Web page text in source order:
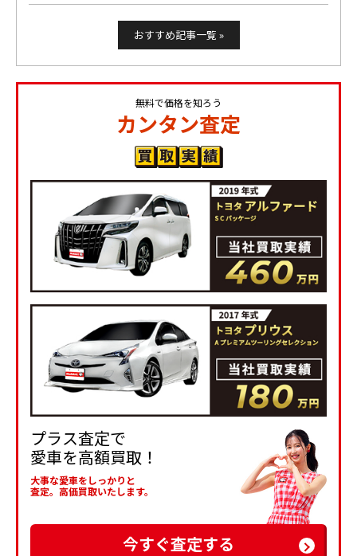
おすすめ記事一覧 »
無料で価格を知ろう
カンタン査定
プラス査定で
愛車を高額買取！
大事な愛車をしっかりと
査定。高価買取いたします。
今すぐ査定する